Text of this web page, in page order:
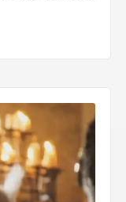
no Judiciário.